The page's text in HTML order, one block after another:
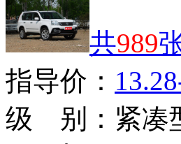
共989
指导价：
级 别： 紧凑